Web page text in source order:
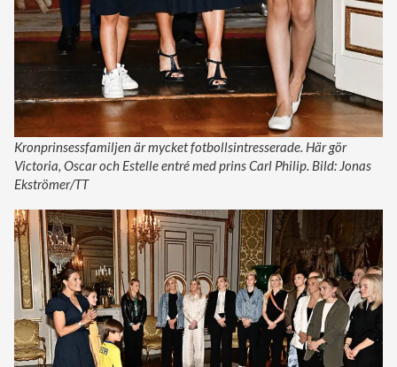
Kronprinsessfamiljen är mycket fotbollsintresserade. Här gör
Victoria, Oscar och Estelle entré med prins Carl Philip. Bild: Jonas
Ekströmer/TT